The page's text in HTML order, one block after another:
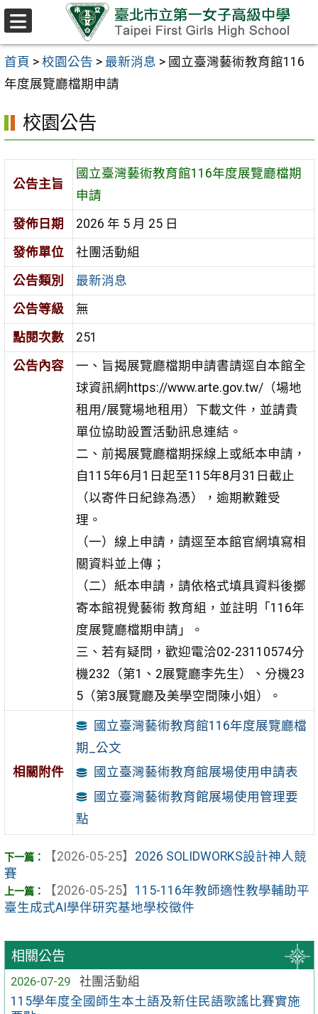
跳至主要內容區
首頁 > 校園公告 > 最新消息 > 國立臺灣藝術教育館116
年度展覽廳檔期申請
相關公告
2026-07-29
社團活動組
115學年度全國師生本土語及新住民語歌謠比賽實施
校園公告
公告主旨
國立臺灣藝術教育館116年度展覽廳檔期
申請
發佈日期
2026 年 5 月 25 日
發佈單位
社團活動組
公告類別
最新消息
公告等級
無
點閱次數
251
公告內容
一、旨揭展覽廳檔期申請書請逕自本館全
球資訊網https://www.arte.gov.tw/（場地
租用/展覽場地租用）下載文件，並請貴
單位協助設置活動訊息連結。
二、前揭展覽廳檔期採線上或紙本申請，
自115年6月1日起至115年8月31日截止
（以寄件日紀錄為憑），逾期歉難受
理。
（一）線上申請，請逕至本館官網填寫相
關資料並上傳；
（二）紙本申請，請依格式填具資料後擲
寄本館視覺藝術 教育組，並註明「116年
度展覽廳檔期申請」。
三、若有疑問，歡迎電洽02-23110574分
機232（第1、2展覽廳李先生）、分機23
5（第3展覽廳及美學空間陳小姐）。
相關附件
國立臺灣藝術教育館116年度展覽廳檔
期_公文
國立臺灣藝術教育館展場使用申請表
國立臺灣藝術教育館展場使用管理要
點
【2026-05-25】 2026 SOLIDWORKS設計神人競
賽
【2026-05-25】 115-116年教師適性教學輔助平
臺生成式AI學伴研究基地學校徵件
選
單